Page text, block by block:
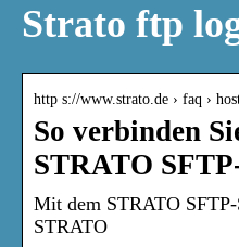
Strato ftp
http s://www.strato.de › faq ›
So verbinden
STRATO
Mit dem STRATO
STRATO